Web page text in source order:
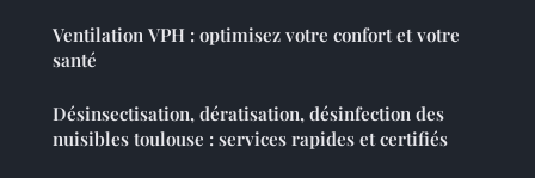
Ventilation VPH : optimisez votre confort et votre
santé
Désinsectisation, dératisation, désinfection des
nuisibles toulouse : services rapides et certifiés